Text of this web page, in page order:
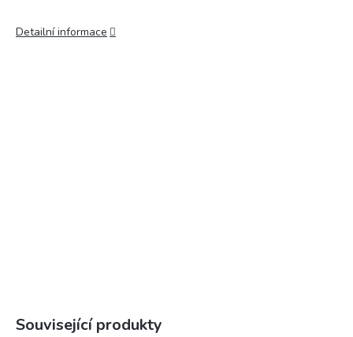
Detailní informace
Související produkty